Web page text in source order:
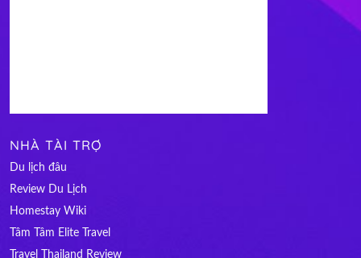
NHÀ TÀI TRỢ
Du lịch đâu
Review Du Lịch
Homestay Wiki
Tâm Tâm Elite Travel
Travel Thailand Review